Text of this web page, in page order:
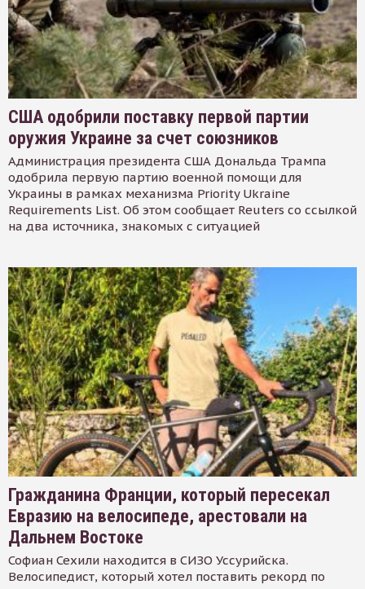
США одобрили поставку первой партии
оружия Украине за счет союзников
Администрация президента США Дональда Трампа
одобрила первую партию военной помощи для
Украины в рамках механизма Priority Ukraine
Requirements List. Об этом сообщает Reuters со ссылкой
на два источника, знакомых с ситуацией
Гражданина Франции, который пересекал
Евразию на велосипеде, арестовали на
Дальнем Востоке
Софиан Сехили находится в СИЗО Уссурийска.
Велосипедист, который хотел поставить рекорд по